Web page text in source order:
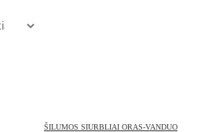
ŠILUMOS SIURBLIAI ORAS-VANDUO